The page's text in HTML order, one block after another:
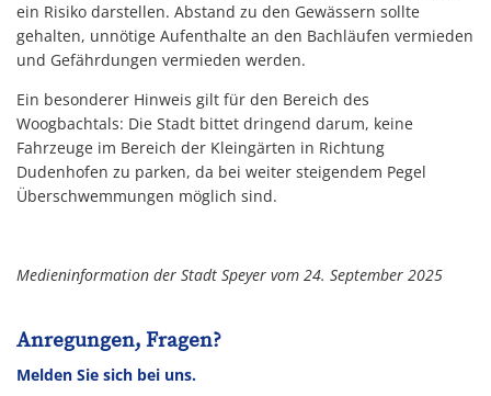
ein Risiko darstellen. Abstand zu den Gewässern sollte
gehalten, unnötige Aufenthalte an den Bachläufen vermieden
und Gefährdungen vermieden werden.
Ein besonderer Hinweis gilt für den Bereich des
Woogbachtals: Die Stadt bittet dringend darum, keine
Fahrzeuge im Bereich der Kleingärten in Richtung
Dudenhofen zu parken, da bei weiter steigendem Pegel
Überschwemmungen möglich sind.
Medieninformation der Stadt Speyer vom 24. September 2025
Anregungen, Fragen?
Melden Sie sich bei uns.